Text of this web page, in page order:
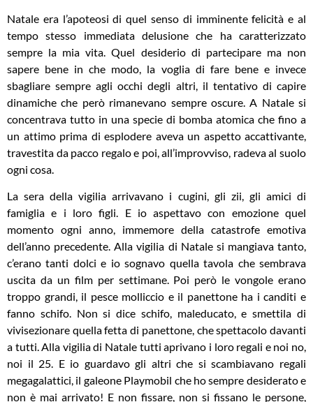
Natale era l’apoteosi di quel senso di imminente felicità e al
tempo stesso immediata delusione che ha caratterizzato
sempre la mia vita. Quel desiderio di partecipare ma non
sapere bene in che modo, la voglia di fare bene e invece
sbagliare sempre agli occhi degli altri, il tentativo di capire
dinamiche che però rimanevano sempre oscure. A Natale si
concentrava tutto in una specie di bomba atomica che fino a
un attimo prima di esplodere aveva un aspetto accattivante,
travestita da pacco regalo e poi, all’improvviso, radeva al suolo
ogni cosa.
La sera della vigilia arrivavano i cugini, gli zii, gli amici di
famiglia e i loro figli. E io aspettavo con emozione quel
momento ogni anno, immemore della catastrofe emotiva
dell’anno precedente. Alla vigilia di Natale si mangiava tanto,
c’erano tanti dolci e io sognavo quella tavola che sembrava
uscita da un film per settimane. Poi però le vongole erano
troppo grandi, il pesce molliccio e il panettone ha i canditi e
fanno schifo. Non si dice schifo, maleducato, e smettila di
vivisezionare quella fetta di panettone, che spettacolo davanti
a tutti. Alla vigilia di Natale tutti aprivano i loro regali e noi no,
noi il 25. E io guardavo gli altri che si scambiavano regali
megagalattici, il galeone Playmobil che ho sempre desiderato e
non è mai arrivato! E non fissare, non si fissano le persone,